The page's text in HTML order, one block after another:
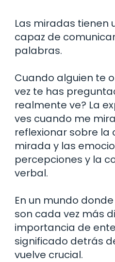
Las miradas tienen
capaz de
palabras.
Cuando alguien te
vez te has
realmente ve? La
ves cuando me
reflexionar sobre la
mirada y las
percepciones y la
verbal.
En un mundo
son cada vez más
importancia de
significado detrás
vuelve crucial.